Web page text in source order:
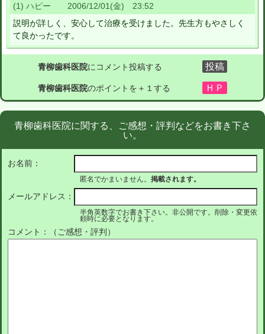
(1) ハピー 2006/12/01(金) 23:52
説明が詳しく、安心して治療を受けました。先生方もやさしく
て良かったです。
青柳歯科医院にコメント投稿する
青柳歯科医院のポイントを＋１する
青柳歯科医院に関する、ご感想・評判などをお書き下さ
い。
お名前：
匿名でかまいません。 掲載されます。
メールアドレス：
半角英数字でお書き下さい。非公開です。削除・変更依
頼時に必要となります。
コメント：（ご感想・評判）